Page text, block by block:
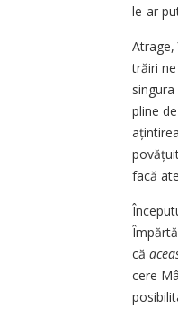
le-ar
trăiri
pline
facă
că
cere